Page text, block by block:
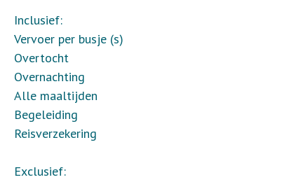
Inclusief:
Vervoer per busje (s)
Overtocht
Overnachting
Alle maaltijden
Begeleiding
Reisverzekering
Exclusief: